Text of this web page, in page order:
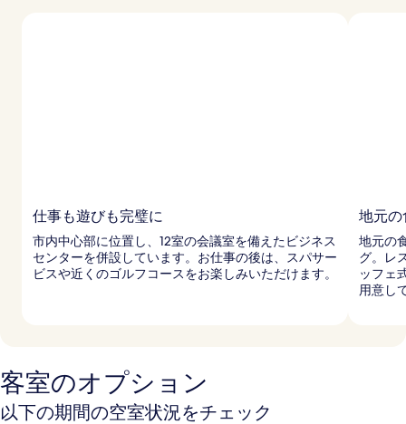
仕事も遊びも完璧に
市内中心部に位置し、12室の会議室を備えたビジネス
センターを併設しています。お仕事の後は、スパサー
ビスや近くのゴルフコースをお楽しみいただけます。
地元の
地元の
グ。レ
ッフェ
用意し
客室のオプション
以下の期間の空室状況をチェック